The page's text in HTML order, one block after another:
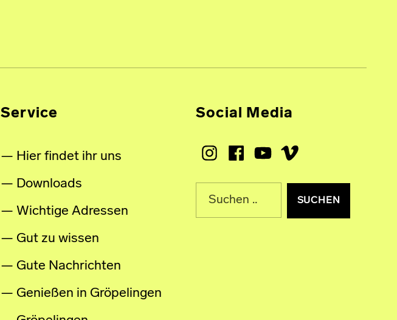
Service
Hier findet ihr uns
Downloads
Wichtige Adressen
Gut zu wissen
Gute Nachrichten
Genießen in Gröpelingen
Social Media
InstagramFacebookYoutubeVimeo
Suche nach: